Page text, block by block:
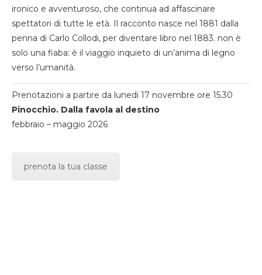
ironico e avventuroso, che continua ad affascinare
spettatori di tutte le età. Il racconto nasce nel 1881 dalla
penna di Carlo Collodi, per diventare libro nel 1883. non è
solo una fiaba: è il viaggio inquieto di un’anima di legno
verso l’umanità.
Prenotazioni a partire da lunedi 17 novembre ore 15.30
Pinocchio. Dalla favola al destino
febbraio – maggio 2026
prenota la tua classe